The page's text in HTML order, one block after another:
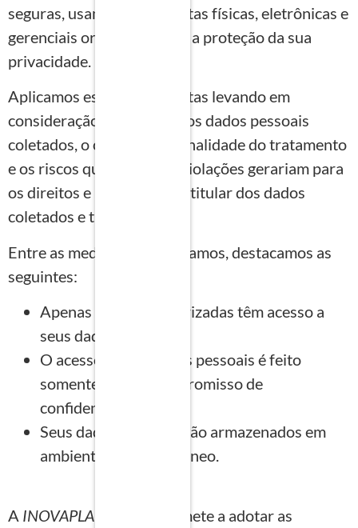
seguras, usamos ferramentas físicas, eletrônicas e
gerenciais orientadas para a proteção da sua
privacidade.
Aplicamos essas ferramentas levando em
consideração a natureza dos dados pessoais
coletados, o contexto e a finalidade do tratamento
e os riscos que eventuais violações gerariam para
os direitos e liberdades do titular dos dados
coletados e tratados.
Entre as medidas que adotamos, destacamos as
seguintes:
Apenas pessoas autorizadas têm acesso a
seus dados pessoais
O acesso a seus dados pessoais é feito
somente após o compromisso de
confidencialidade
Seus dados pessoais são armazenados em
ambiente seguro e idôneo.
A INOVAPLAN
se compromete a adotar as